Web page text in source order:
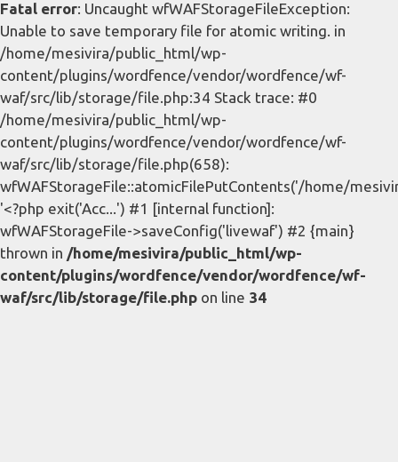
Fatal error: Uncaught wfWAFStorageFileException:
Unable to save temporary file for atomic writing. in
/home/mesivira/public_html/wp-
content/plugins/wordfence/vendor/wordfence/wf-
waf/src/lib/storage/file.php:34 Stack trace: #0
/home/mesivira/public_html/wp-
content/plugins/wordfence/vendor/wordfence/wf-
waf/src/lib/storage/file.php(658):
wfWAFStorageFile::atomicFilePutContents('/home/
'<?php exit('Acc...') #1 [internal function]:
wfWAFStorageFile->saveConfig('livewaf') #2 {main}
thrown in /home/mesivira/public_html/wp-
content/plugins/wordfence/vendor/wordfence/wf-
waf/src/lib/storage/file.php on line 34